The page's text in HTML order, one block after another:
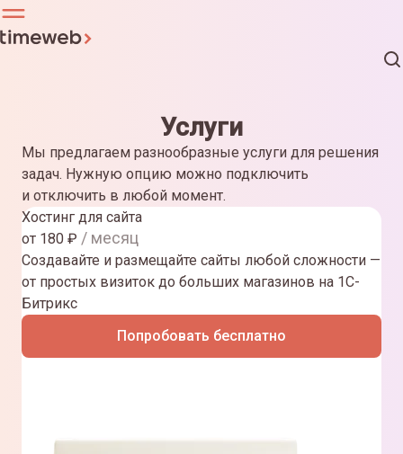
Услуги
Мы предлагаем разнообразные услуги для решения
задач. Нужную опцию можно подключить
и отключить в любой момент.
Хостинг для сайта
от 180 ₽ / месяц
Создавайте и размещайте сайты любой сложности —
от простых визиток до больших магазинов на 1С-
Битрикс
Попробовать бесплатно